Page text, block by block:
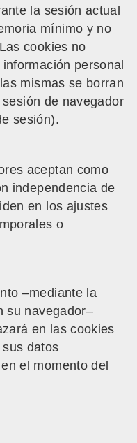
la sesión actual
mínimo y no
cookies no
personal
mismas se borran
de navegador
sesión).
aceptan como
independencia de
en los ajustes
o
–mediante la
su navegador–
en las cookies
datos
el momento del